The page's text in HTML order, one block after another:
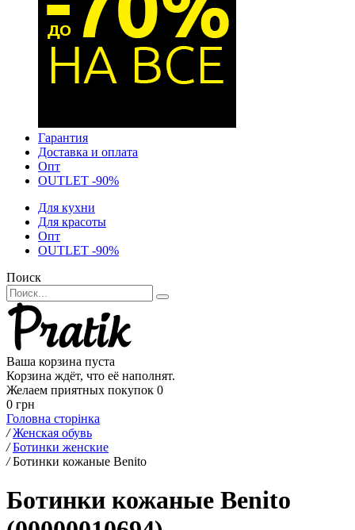
Гарантия
Доставка и оплата
Опт
OUTLET -90%
Для кухни
Для красоты
Опт
OUTLET -90%
Поиск
Ваша корзина пуста
Корзина ждёт, что её наполнят.
Желаем приятных покупок 0
0 грн
Головна сторінка
/ Женская обувь
/ Ботинки женские
/ Ботинки кожаные Benito
Ботинки кожаные Benito